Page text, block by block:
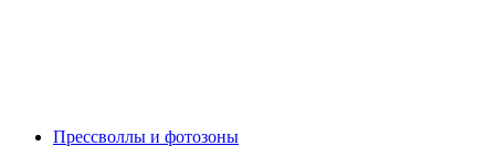
Прессволлы и фотозоны